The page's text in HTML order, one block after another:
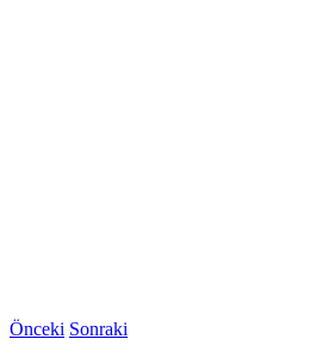
Önceki Sonraki